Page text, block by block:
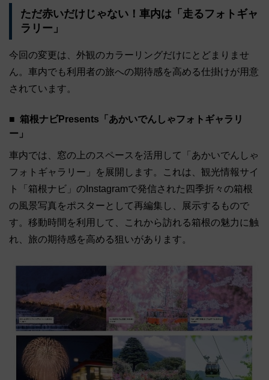
ただ赤いだけじゃない！車内は「走るフォトギャ
ラリー」
今回の変更は、外観のカラーリングだけにとどまりませ
ん。車内でも利用者の旅への期待感を高める仕掛けが用意
されています。
箱根ナビPresents「あかいでんしゃフォトギャラリ
ー」
車内では、窓の上のスペースを活用して「あかいでんしゃ
フォトギャラリー」を展開します。これは、観光情報サイ
ト「箱根ナビ」のInstagramで発信された四季折々の箱根
の風景写真をポスターとして再編集し、展示するもので
す。移動時間を利用して、これから訪れる箱根の魅力に触
れ、旅の期待感を高める狙いがあります。